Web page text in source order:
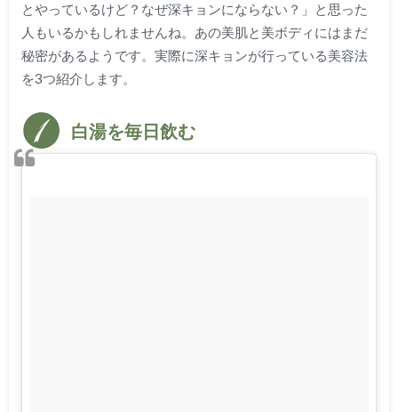
とやっているけど？なぜ深キョンにならない？」と思った
人もいるかもしれませんね。あの美肌と美ボディにはまだ
秘密があるようです。実際に深キョンが行っている美容法
を3つ紹介します。
白湯を毎日飲む